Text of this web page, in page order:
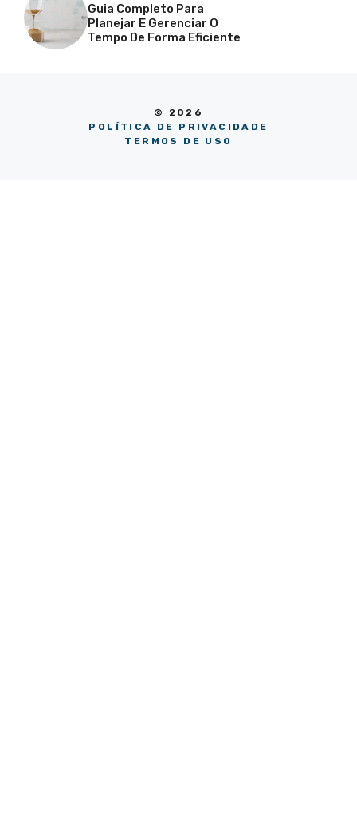
Guia Completo Para
Planejar E Gerenciar O
Tempo De Forma Eficiente
© 2026
POLÍTICA DE PRIVACIDADE
TERMOS DE USO